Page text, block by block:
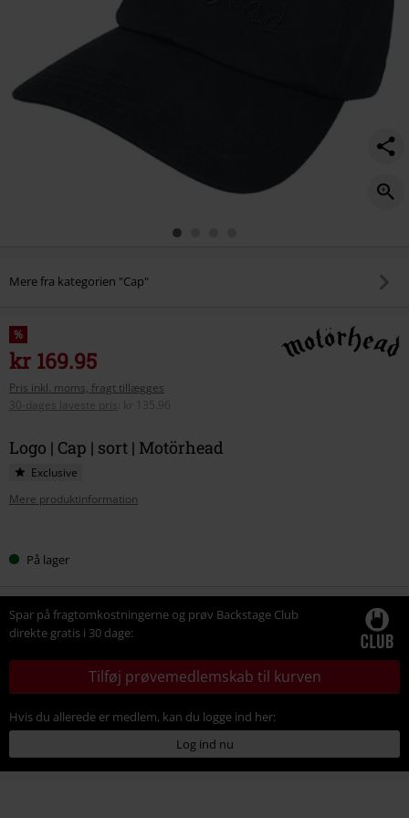
Mere fra kategorien "Cap"
%
kr 169.95
Pris inkl. moms, fragt tillægges
30-dages laveste pris
kr 135.96
Logo | Cap | sort | Motörhead
Exclusive
Mere produktinformation
dinPå lager
Spar på fragtomkostningerne og prøv Backstage Club
direkte gratis i 30 dage:
Tilføj prøvemedlemskab til kurven
Hvis du allerede er medlem, kan du logge ind her:
Log ind nu